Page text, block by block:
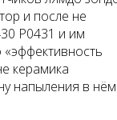
и после не
P0431 и им
керамика
напыления в